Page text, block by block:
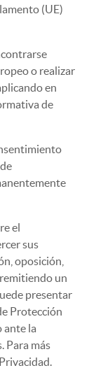
(UE)
o realizar
en
de
el
sus
oposición,
un
presentar
Protección
ante la
Para más